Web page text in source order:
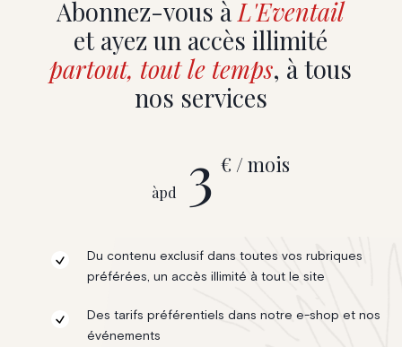
Abonnez-vous àL'Eventail
et ayez un accès illimité
partout, tout le temps, à tous
nos services
àpd 3 € / mois
Du contenu exclusif dans toutes vos rubriques
préférées, un accès illimité à tout le site
Des tarifs préférentiels dans notre e-shop et nos
événements